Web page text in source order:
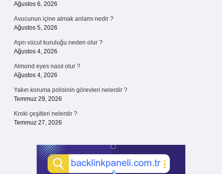
Ağustos 6, 2026
Avucunun içine almak anlamı nedir ?
Ağustos 5, 2026
Aşırı vücut kuruluğu neden olur ?
Ağustos 4, 2026
Almond eyes nasıl olur ?
Ağustos 4, 2026
Yakın koruma polisinin görevleri nelerdir ?
Temmuz 29, 2026
Kroki çeşitleri nelerdir ?
Temmuz 27, 2026